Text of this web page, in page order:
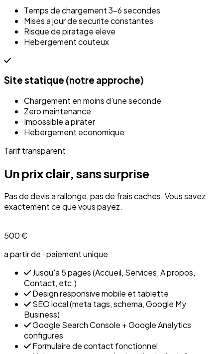
Temps de chargement 3-6 secondes
Mises a jour de securite constantes
Risque de piratage eleve
Hebergement couteux
Site statique (notre approche)
Chargement en moins d'une seconde
Zero maintenance
Impossible a pirater
Hebergement economique
Tarif transparent
Un prix clair, sans surprise
Pas de devis a rallonge, pas de frais caches. Vous savez
exactement ce que vous payez.
500 €
a partir de · paiement unique
Jusqu'a 5 pages (Accueil, Services, A propos,
Contact, etc.)
Design responsive mobile et tablette
SEO local (meta tags, schema, Google My
Business)
Google Search Console + Google Analytics
configures
Formulaire de contact fonctionnel